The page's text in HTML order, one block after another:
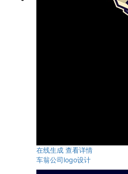
在线生成 查看详情
车翁公司logo设计